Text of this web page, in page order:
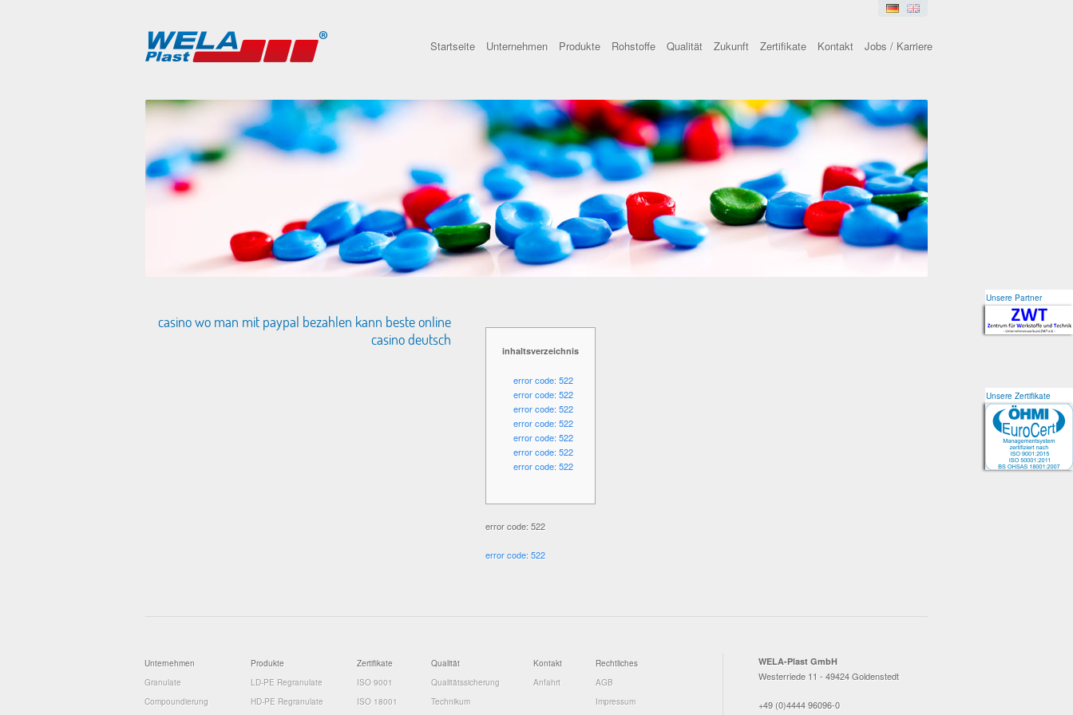
Startseite Unternehmen Produkte Rohstoffe Qualität Zukunft Zertifikate Kontakt Jobs / Karriere
casino wo man mit paypal bezahlen kann beste online
casino deutsch
inhaltsverzeichnis
error code: 522
error code: 522
error code: 522
error code: 522
error code: 522
error code: 522
error code: 522
error code: 522
error code: 522
Unsere Partner
Unsere Zertifikate
Unsere Partner
Unsere Zertifikate
Unternehmen
Granulate
Compoundierung
Produkte
LD-PE Regranulate
HD-PE Regranulate
Zertifikate
ISO 9001
ISO 18001
Qualität
Qualitätssicherung
Technikum
Kontakt
Anfahrt
Rechtliches
AGB
Impressum
WELA-Plast GmbH
Westerriede 11 - 49424 Goldenstedt
+49 (0)4444 96096-0